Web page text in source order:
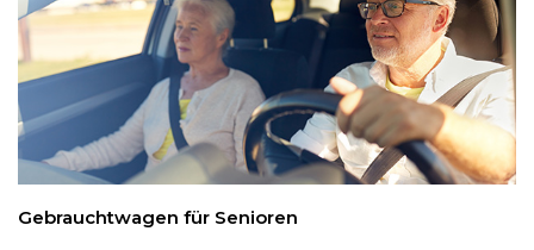
Gebrauchtwagen für Senioren